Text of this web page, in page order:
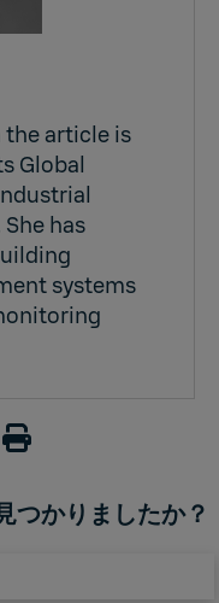
article is
Global
has
systems
つかりましたか？